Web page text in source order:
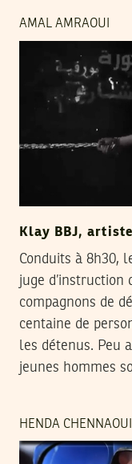
AMAL AMRAOUI
Klay BBJ,
Conduits à 8h30,
juge d’instruction
compagnons de
centaine de
les détenus. Peu
jeunes hommes
HENDA CHENNAOUI